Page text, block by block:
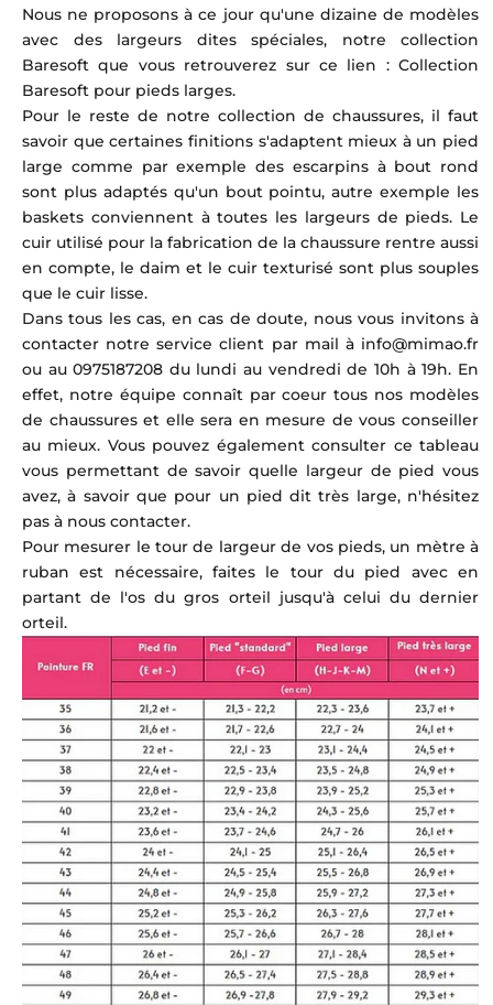
Nous ne proposons à ce jour qu'une dizaine de modèles
avec des largeurs dites spéciales, notre collection
Baresoft que vous retrouverez sur ce lien : Collection
Baresoft pour pieds larges.
Pour le reste de notre collection de chaussures, il faut
savoir que certaines finitions s'adaptent mieux à un pied
large comme par exemple des escarpins à bout rond
sont plus adaptés qu'un bout pointu, autre exemple les
baskets conviennent à toutes les largeurs de pieds. Le
cuir utilisé pour la fabrication de la chaussure rentre aussi
en compte, le daim et le cuir texturisé sont plus souples
que le cuir lisse.
Dans tous les cas, en cas de doute, nous vous invitons à
contacter notre service client par mail à info@mimao.fr
ou au 0975187208 du lundi au vendredi de 10h à 19h. En
effet, notre équipe connaît par coeur tous nos modèles
de chaussures et elle sera en mesure de vous conseiller
au mieux. Vous pouvez également consulter ce tableau
vous permettant de savoir quelle largeur de pied vous
avez, à savoir que pour un pied dit très large, n'hésitez
pas à nous contacter.
Pour mesurer le tour de largeur de vos pieds, un mètre à
ruban est nécessaire, faites le tour du pied avec en
partant de l'os du gros orteil jusqu'à celui du dernier
orteil.